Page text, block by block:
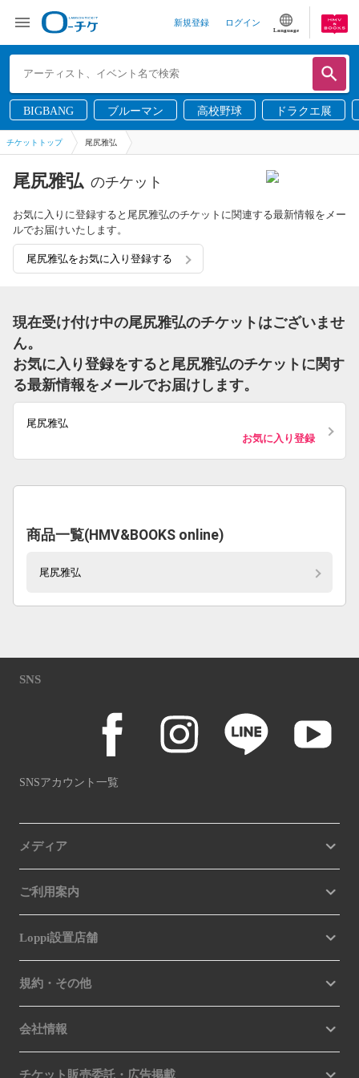
新規登録 ログイン
Language
BIGBANG ブルーマン 高校野球 ドラクエ展
チケットトップ 尾尻雅弘
尾尻雅弘 のチケット
お気に入りに登録すると尾尻雅弘のチケットに関連する最新情報をメー
ルでお届けいたします。
尾尻雅弘をお気に入り登録する
現在受け付け中の尾尻雅弘のチケットはございませ
ん。
お気に入り登録をすると尾尻雅弘のチケットに関す
る最新情報をメールでお届けします。
尾尻雅弘
お気に入り登録
商品一覧(HMV&BOOKS online)
尾尻雅弘
SNS
SNSアカウント一覧
メディア
ご利用案内
Loppi設置店舗
規約・その他
会社情報
チケット販売委託・広告掲載